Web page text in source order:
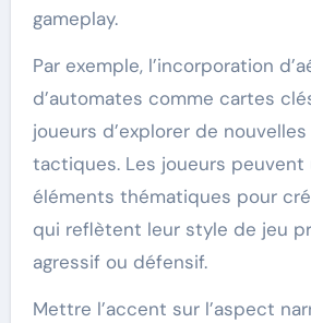
gameplay.
Par exemple, l’incorporation
d’automates comme cartes
joueurs d’explorer de
tactiques. Les joueurs peuvent
éléments thématiques pour
qui reflètent leur style de jeu
agressif ou défensif.
Mettre l’accent sur l’aspect